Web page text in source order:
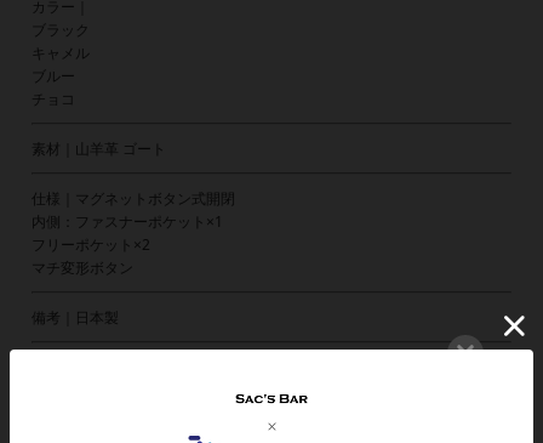
カラー｜
ブラック
キャメル
ブルー
チョコ
素材｜山羊革 ゴート
仕様｜マグネットボタン式開閉
内側：ファスナーポケット×1
フリーポケット×2
マチ変形ボタン
備考｜日本製
● 商品の画像は、できるだけ商品に近いカラーにて掲載をしております。
ります。あらかじめご了承ください。